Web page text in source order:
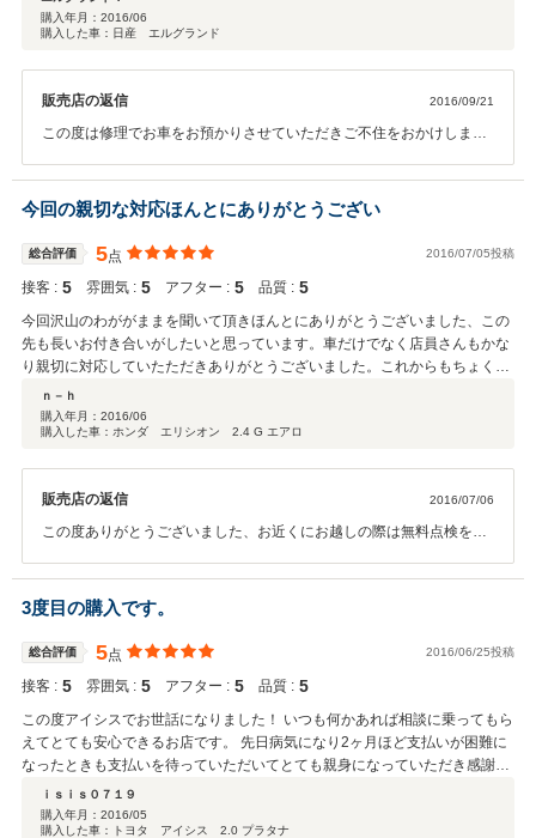
びは本当にありがとうございました！
購入年月： 2016/06
購入した車：日産 エルグランド
販売店の返信 2016/09/21
この度は修理でお車をお預かりさせていただきご不住をおかけしまし
頂いています、自社ローンのお客様も一括のお客様の同等のサービス
をさせて頂いています、不慮の事故や故障時などにも対応させていた
だけるお乗り換えサービスなどもご用意してますので安心のカーライ
フをご満喫くださいスタッフ一同今後とも全力で頑張らせていただき
ますよろしくお願いします。
今回の親切な対応ほんとにありがとうござい
総合評価 5点 2016/07/05投稿
接客 : 5 雰囲気 : 5 アフター : 5 品質 : 5
今回沢山のわががままを聞いて頂きほんとにありがとうございました、この
先も長いお付き合いがしたいと思っています。車だけでなく店員さんもかな
り親切に対応していたただきありがとうございました。これからもちょくち
ょくお店に足を運びたいと思います。
ｎ－ｈ
購入年月： 2016/06
購入した車：ホンダ エリシオン 2.4 G エアロ
販売店の返信 2016/07/06
この度ありがとうございました、お近くにお越しの際は無料点検を実
き合いをよろしくお願いします。
3度目の購入です。
総合評価 5点 2016/06/25投稿
接客 : 5 雰囲気 : 5 アフター : 5 品質 : 5
この度アイシスでお世話になりました！ いつも何かあれば相談に乗ってもら
えてとても安心できるお店です。 先日病気になり2ヶ月ほど支払いが困難に
なったときも支払いを待っていただいてとても親身になっていただき感謝で
いっばいです！ とても良心的で親身になっていただけるいいお店です！
ｉｓｉｓ０７１９
購入年月： 2016/05
購入した車：トヨタ アイシス 2.0 プラタナ